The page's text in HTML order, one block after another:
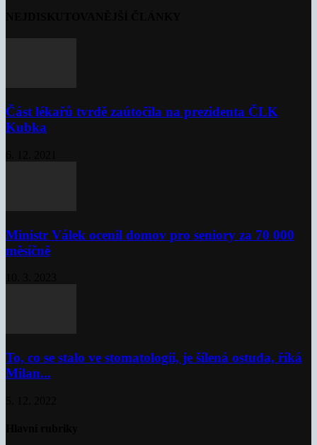
Část lékařů tvrdě zaútočila na prezidenta ČLK
Kubka
Ministr Válek ocenil domov pro seniory za 70 000
měsíčně
To, co se stalo ve stomatologii, je šílená ostuda, říká
Milan...